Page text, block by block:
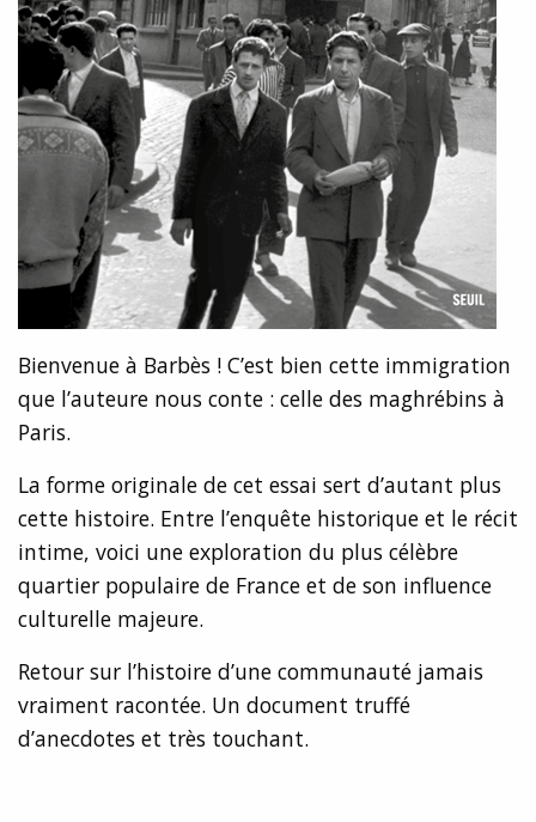
Bienvenue à Barbès ! C’est bien cette immigration
que l’auteure nous conte : celle des maghrébins à
Paris.
La forme originale de cet essai sert d’autant plus
cette histoire. Entre l’enquête historique et le récit
intime, voici une exploration du plus célèbre
quartier populaire de France et de son influence
culturelle majeure.
Retour sur l’histoire d’une communauté jamais
vraiment racontée. Un document truffé
d’anecdotes et très touchant.